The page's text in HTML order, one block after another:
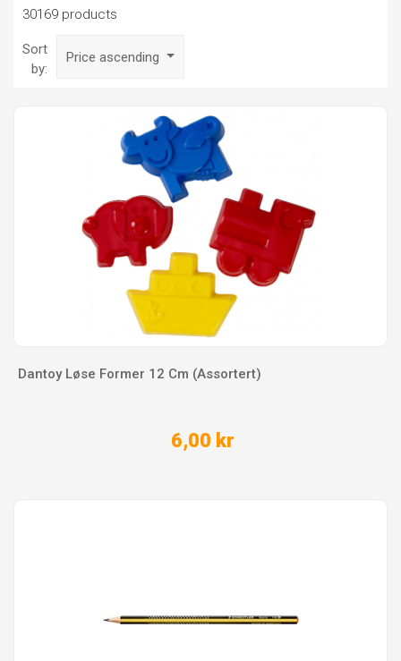
30169 products
Sort
by:
Price ascending
Dantoy Løse Former 12 Cm (Assortert)
6,00 kr